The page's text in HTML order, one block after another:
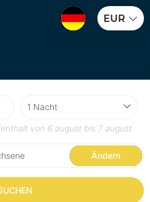
EUR
von 6 august bis 7 august
Ändern